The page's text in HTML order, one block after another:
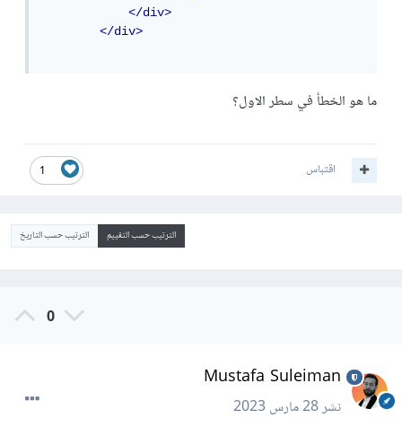
</div>
</div>
ما هو الخطأ في سطر الاول؟
1 اقتباس
الترتيب حسب التقييم الترتيب حسب التاريخ
0
Mustafa Suleiman
نشر28 مارس 2023